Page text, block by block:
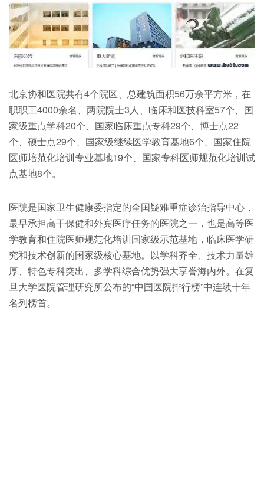
北京协和医院共有4个院区、总建筑面积56万余平方米，在
职职工4000余名、两院院士3人、临床和医技科室57个、国
家级重点学科20个、国家临床重点专科29个、博士点22
个、硕士点29个、国家级继续医学教育基地6个、国家住院
医师培范化培训专业基地19个、国家专科医师规范化培训试
点基地8个。
医院是国家卫生健康委指定的全国疑难重症诊治指导中心，
最早承担高干保健和外宾医疗任务的医院之一，也是高等医
学教育和住院医师规范化培训国家级示范基地，临床医学研
究和技术创新的国家级核心基地。以学科齐全、技术力量雄
厚、特色专科突出、多学科综合优势强大享誉海内外。在复
旦大学医院管理研究所公布的“中国医院排行榜”中连续十年
名列榜首。